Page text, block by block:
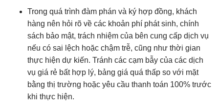
Trong quá trình đàm phán và ký hợp đồng, khách
hàng nên hỏi rõ về các khoản phí phát sinh, chính
sách bảo mật, trách nhiệm của bên cung cấp dịch vụ
nếu có sai lệch hoặc chậm trễ, cũng như thời gian
thực hiện dự kiến. Tránh các cạm bẫy của các dịch
vụ giá rẻ bất hợp lý, bảng giá quá thấp so với mặt
bằng thị trường hoặc yêu cầu thanh toán 100% trước
khi thực hiện.